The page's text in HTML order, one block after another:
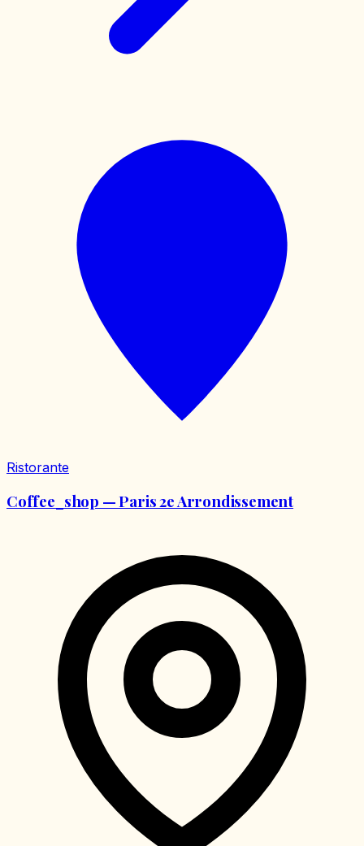
Ristorante
Coffee_shop — Paris 2e Arrondissement